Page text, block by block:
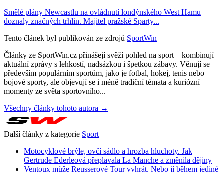
Smělé plány Newcastlu na ovládnutí londýnského West Hamu
doznaly značných trhlin. Majitel pražské Sparty...
Tento článek byl publikován ze zdrojů SportWin
Články ze SportWin.cz přinášejí svěží pohled na sport – kombinují
aktuální zprávy s lehkostí, nadsázkou i špetkou zábavy. Věnují se
především populárním sportům, jako je fotbal, hokej, tenis nebo
bojové sporty, ale objevují se i méně tradiční témata a kuriózní
momenty ze světa sportovního...
Všechny články tohoto autora →
Další články z kategorie Sport
Motocyklové brýle, ovčí sádlo a hrozba hluchoty. Jak
Gertrude Ederleová přeplavala La Manche a změnila dějiny
Ventoux může Reusserové Tour vyhrát. Nebo jí během jediné